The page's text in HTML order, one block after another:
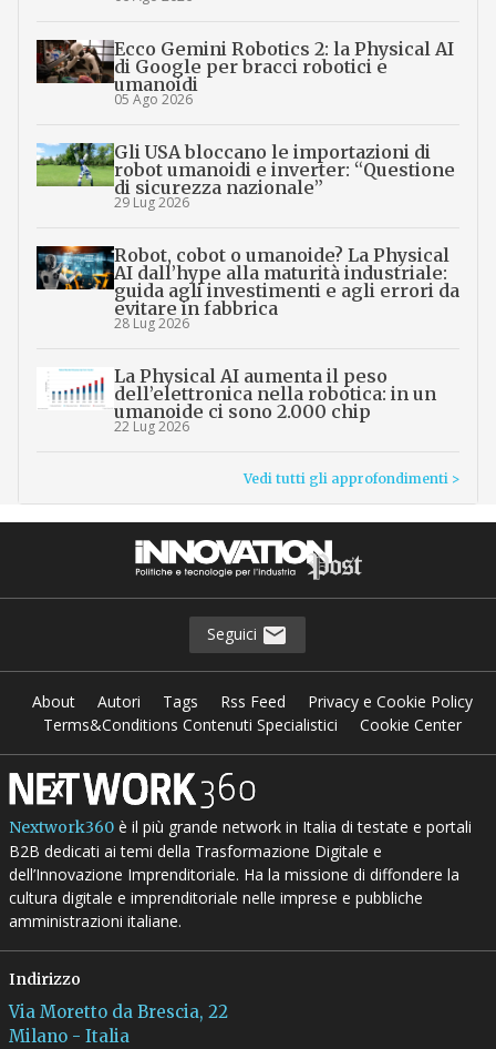
Ecco Gemini Robotics 2: la Physical AI
di Google per bracci robotici e
umanoidi
05 Ago 2026
Gli USA bloccano le importazioni di
robot umanoidi e inverter: “Questione
di sicurezza nazionale”
29 Lug 2026
Robot, cobot o umanoide? La Physical
AI dall’hype alla maturità industriale:
guida agli investimenti e agli errori da
evitare in fabbrica
28 Lug 2026
La Physical AI aumenta il peso
dell’elettronica nella robotica: in un
umanoide ci sono 2.000 chip
22 Lug 2026
Vedi tutti gli approfondimenti >
Seguici
About Autori Tags Rss Feed
Privacy e Cookie Policy
Terms&Conditions Contenuti Specialistici
Cookie Center
Nextwork360è il più grande network in Italia di testate e portali
B2B dedicati ai temi della Trasformazione Digitale e
dell’Innovazione Imprenditoriale. Ha la missione di diffondere la
cultura digitale e imprenditoriale nelle imprese e pubbliche
amministrazioni italiane.
Indirizzo
Via Moretto da Brescia, 22
Milano - Italia